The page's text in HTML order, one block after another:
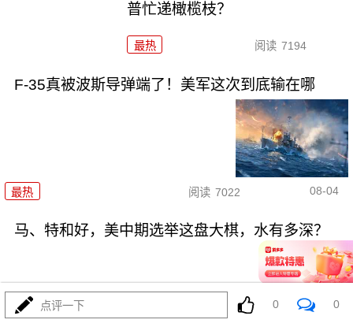
普忙递橄榄枝？
最热 阅读 7194
F-35真被波斯导弹端了！美军这次到底输在哪
最热 阅读 7022 08-04
马、特和好，美中期选举这盘大棋，水有多深？
点评一下 0 0